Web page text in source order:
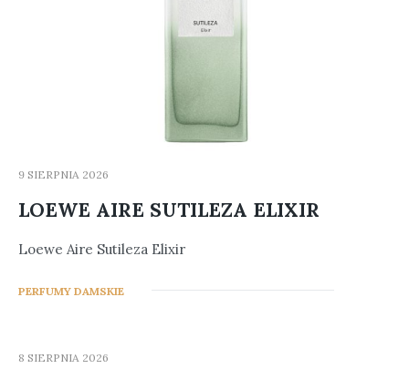
9 SIERPNIA 2026
LOEWE AIRE SUTILEZA ELIXIR
Loewe Aire Sutileza Elixir
PERFUMY DAMSKIE
8 SIERPNIA 2026